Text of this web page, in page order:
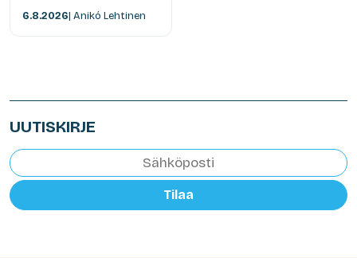
6.8.2026| Anikó Lehtinen
UUTISKIRJE
Tilaa